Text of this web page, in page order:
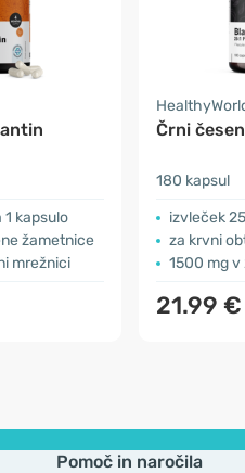
1 kapsulo
žametnice
mrežnici
Črni
180 kapsul
izvleček
za krvni
1500 mg v
21.99 €
Pomoč in naročila